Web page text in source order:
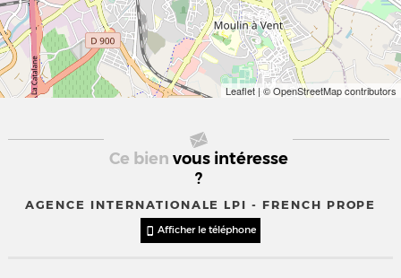
Leaflet | © OpenStreetMap contributors
Ce bien vous intéresse
?
AGENCE INTERNATIONALE LPI - FRENCH PROPE
Afficher le téléphone